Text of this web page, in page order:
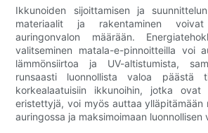
Ikkunoiden sijoittamisen ja
materiaalit ja rakentaminen
auringonvalon määrään.
valitseminen matala-e-pinnoitteilla voi
lämmönsiirtoa ja UV-altistumista,
runsaasti luonnollista valoa päästä
korkealaatuisiin ikkunoihin, jotka
eristettyjä, voi myös auttaa ylläpitämään
auringossa ja maksimoimaan luonnollisen